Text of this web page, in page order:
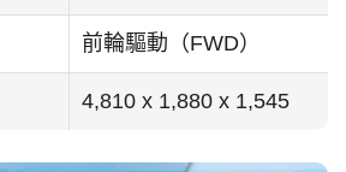
前輪驅動（FWD）
4,810 x 1,880 x 1,545